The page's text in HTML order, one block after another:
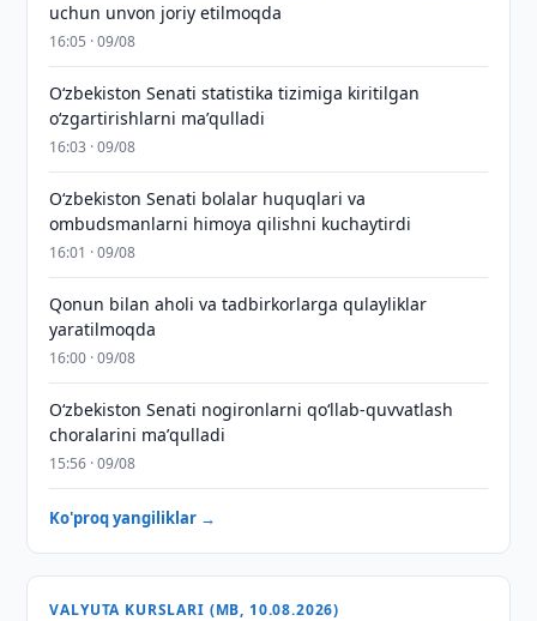
uchun unvon joriy etilmoqda
16:05 · 09/08
Oʻzbekiston Senati statistika tizimiga kiritilgan
oʻzgartirishlarni maʼqulladi
16:03 · 09/08
Oʻzbekiston Senati bolalar huquqlari va
ombudsmanlarni himoya qilishni kuchaytirdi
16:01 · 09/08
Qonun bilan aholi va tadbirkorlarga qulayliklar
yaratilmoqda
16:00 · 09/08
Oʻzbekiston Senati nogironlarni qoʻllab-quvvatlash
choralarini maʼqulladi
15:56 · 09/08
Ko'proq yangiliklar →
VALYUTA KURSLARI (MB, 10.08.2026)